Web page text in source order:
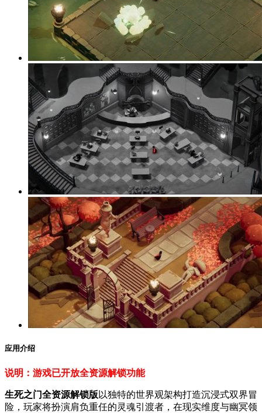
应用介绍
说明：游戏已开放全资源解锁功能
生死之门全资源解锁版 以独特的世界观架构打造沉浸式双界冒
险，玩家将扮演肩负重任的灵魂引渡者，在现实维度与幽冥领